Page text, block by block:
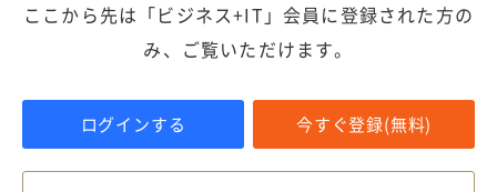
ここから先は「ビジネス+IT」会員に登録された方の
み、ご覧いただけます。
ログインする 今すぐ登録(無料)